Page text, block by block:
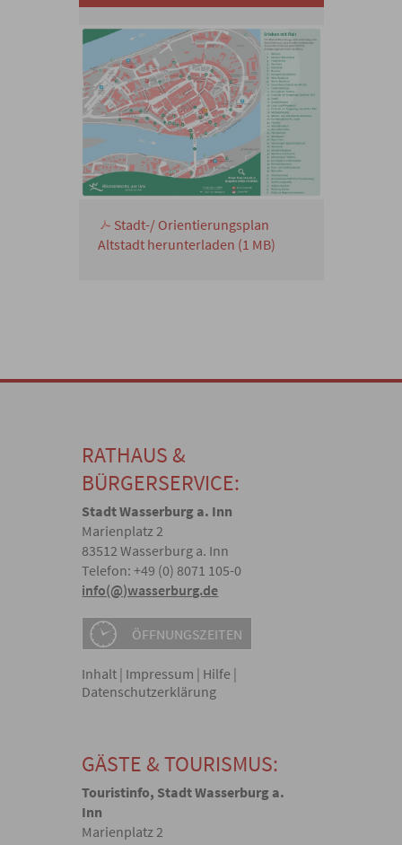
Stadt-/ Orientierungsplan
Altstadt herunterladen (1 MB)
RATHAUS &
BÜRGERSERVICE:
Stadt Wasserburg a. Inn
Marienplatz 2
83512 Wasserburg a. Inn
Telefon: +49 (0) 8071 105-0
info(@)wasserburg.de
ÖFFNUNGSZEITEN
Inhalt | Impressum | Hilfe |
Datenschutzerklärung
GÄSTE & TOURISMUS:
Touristinfo, Stadt Wasserburg a.
Inn
Marienplatz 2